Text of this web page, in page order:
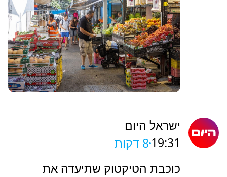
TheMarker
‏הם חשבו שהעבודות כבר
מאחוריהם - ואז גילו שהקמת המטרו
תימשך עוד עשור